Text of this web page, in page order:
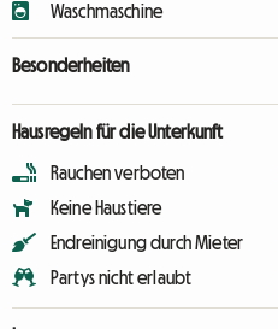
Waschmaschine
Besonderheiten
Hausregeln für die Unterkunft
Rauchen verboten
Keine Haustiere
Endreinigung durch Mieter
Partys nicht erlaubt